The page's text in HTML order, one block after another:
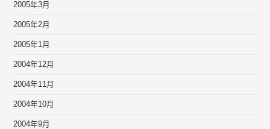
2005年3月
2005年2月
2005年1月
2004年12月
2004年11月
2004年10月
2004年9月